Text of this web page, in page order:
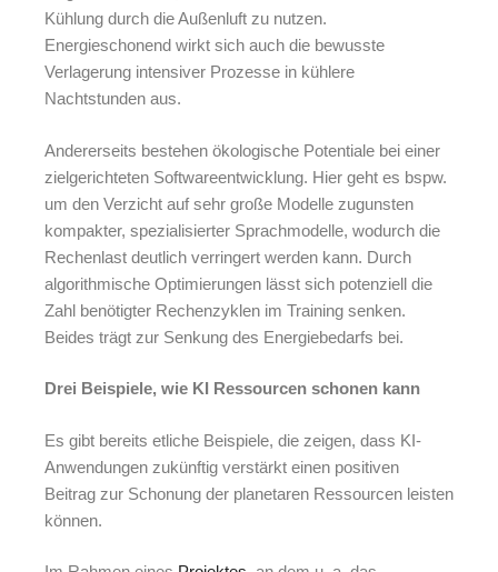
Kühlung durch die Außenluft zu nutzen.
Energieschonend wirkt sich auch die bewusste
Verlagerung intensiver Prozesse in kühlere
Nachtstunden aus.
Andererseits bestehen ökologische Potentiale bei einer
zielgerichteten Softwareentwicklung. Hier geht es bspw.
um den Verzicht auf sehr große Modelle zugunsten
kompakter, spezialisierter Sprachmodelle, wodurch die
Rechenlast deutlich verringert werden kann. Durch
algorithmische Optimierungen lässt sich potenziell die
Zahl benötigter Rechenzyklen im Training senken.
Beides trägt zur Senkung des Energiebedarfs bei.
Drei Beispiele, wie KI Ressourcen schonen kann
Es gibt bereits etliche Beispiele, die zeigen, dass KI-
Anwendungen zukünftig verstärkt einen positiven
Beitrag zur Schonung der planetaren Ressourcen leisten
können.